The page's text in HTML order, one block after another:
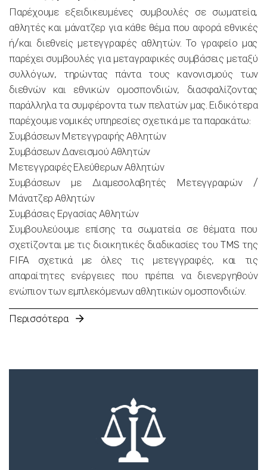
Παρέχουμε εξειδικευμένες συμβουλές σε σωματεία,
αθλητές και μάνατζερ για κάθε θέμα που αφορά εθνικές
ή/και διεθνείς μετεγγραφές αθλητών. Το γραφείο μας
παρέχει συμβουλές για μεταγραφικές συμβάσεις μεταξύ
συλλόγων, τηρώντας πάντα τους κανονισμούς των
διεθνών και εθνικών ομοσπονδιών, διασφαλίζοντας
παράλληλα τα συμφέροντα των πελατών μας. Ειδικότερα
παρέχουμε νομικές υπηρεσίες σχετικά με τα παρακάτω:
Συμβάσεων Μετεγγραφής Αθλητών
Συμβάσεων Δανεισμού Αθλητών
Μετεγγραφές Ελεύθερων Αθλητών
Συμβάσεων με Διαμεσολαβητές Μετεγγραφών /
Μάνατζερ Αθλητών
Συμβάσεις Εργασίας Αθλητών
Συμβουλεύουμε επίσης τα σωματεία σε θέματα που
σχετίζονται με τις διοικητικές διαδικασίες του TMS της
FIFA σχετικά με όλες τις μετεγγραφές, και τις
απαραίτητες ενέργειες που πρέπει να διενεργηθούν
ενώπιον των εμπλεκόμενων αθλητικών ομοσπονδιών.
Περισσότερα